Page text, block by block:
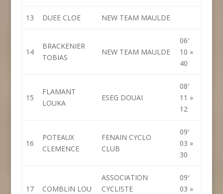
13 DUEE CLOE NEW TEAM MAULDE
14
BRACKENIER
TOBIAS
NEW TEAM MAULDE
06′
10 »
40
15
FLAMANT
LOUKA
ESEG DOUAI
08′
11 »
12
16
POTEAUX
CLEMENCE
FENAIN CYCLO
CLUB
09′
03 »
30
17 COMBLIN LOU
ASSOCIATION
CYCLISTE
09′
03 »